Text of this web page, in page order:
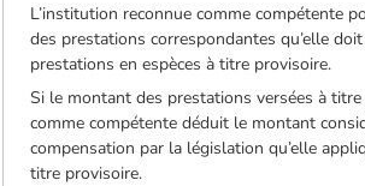
L’institution reconnue comme compétente
des prestations correspondantes qu’elle
prestations en espèces à titre provisoire.
Si le montant des prestations versées à
comme compétente déduit le montant
compensation par la législation qu’elle
titre provisoire.